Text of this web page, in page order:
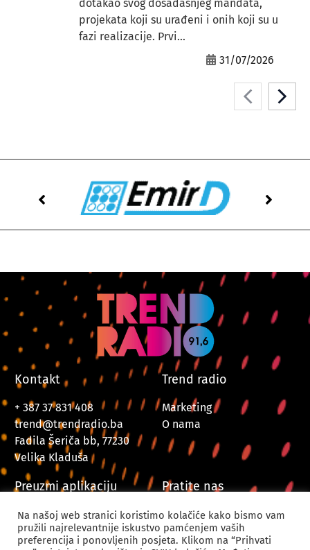
dotakao svog dosadašnjeg mandata,
projekata koji su urađeni i onih koji su u
fazi realizacije. Prvi...
31/07/2026
Kontakt
+ 387 37 831 408
trend@trendradio.ba
Fadila Šeriča bb, 77230
Velika Kladuša
Trend radio
Marketing
O nama
Preuzmi aplikaciju Pratite nas
Na našoj web stranici koristimo kolačiće kako bismo vam
pružili najrelevantnije iskustvo pamćenjem vaših
preferencija i ponovljenih posjeta. Klikom na “Prihvati